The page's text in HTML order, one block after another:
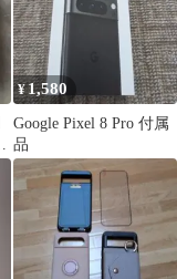
¥ 1,580
Google Pixel 8 Pro 付属
品